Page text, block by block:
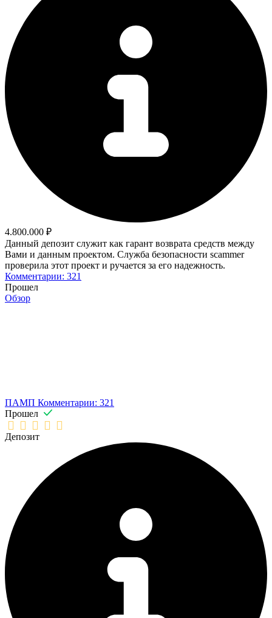
4.800.000 ₽
Данный депозит служит как гарант возврата средств между
Вами и данным проектом. Служба безопасности scammer
проверила этот проект и ручается за его надежность.
Комментарии: 321
Прошел
Обзор
ПАМП Комментарии: 321
Прошел
Депозит